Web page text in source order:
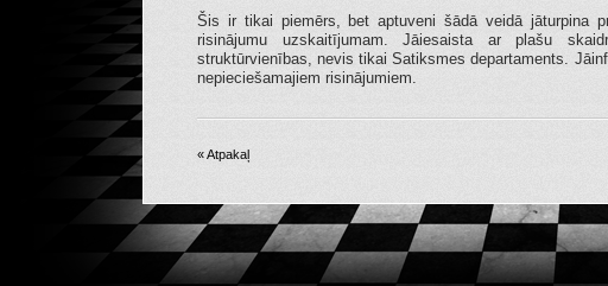
Šis ir tikai piemērs, bet aptuveni šādā veidā jāturpina
risinājumu uzskaitījumam. Jāiesaista ar plašu
struktūrvienības, nevis tikai Satiksmes departaments.
nepieciešamajiem risinājumiem.
« Atpakaļ